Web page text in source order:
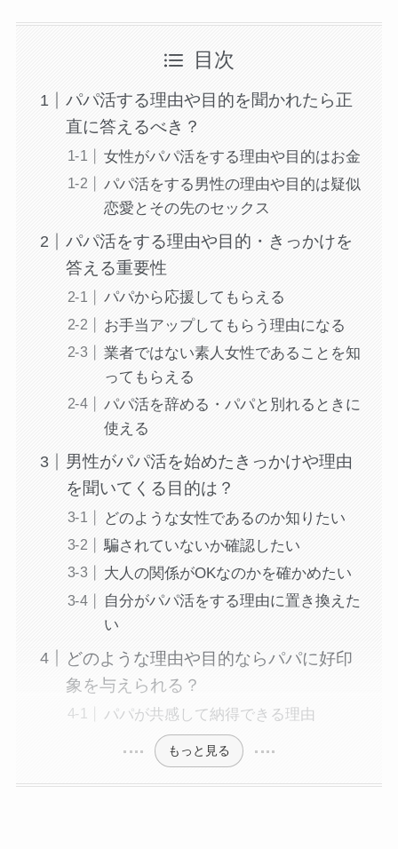
目次
パパ活する理由や目的を聞かれたら正
直に答えるべき？
女性がパパ活をする理由や目的はお金
パパ活をする男性の理由や目的は疑似
恋愛とその先のセックス
パパ活をする理由や目的・きっかけを
答える重要性
パパから応援してもらえる
お手当アップしてもらう理由になる
業者ではない素人女性であることを知
ってもらえる
パパ活を辞める・パパと別れるときに
使える
男性がパパ活を始めたきっかけや理由
を聞いてくる目的は？
どのような女性であるのか知りたい
騙されていないか確認したい
大人の関係がOKなのかを確かめたい
自分がパパ活をする理由に置き換えた
い
どのような理由や目的ならパパに好印
象を与えられる？
パパが共感して納得できる理由
もっと見る